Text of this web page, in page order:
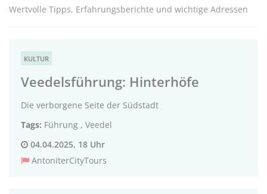
Wertvolle Tipps, Erfahrungsberichte und wichtige Adressen
KULTUR
Veedelsführung: Hinterhöfe
Die verborgene Seite der Südstadt
Tags: Führung , Veedel
04.04.2025, 18 Uhr
AntoniterCityTours